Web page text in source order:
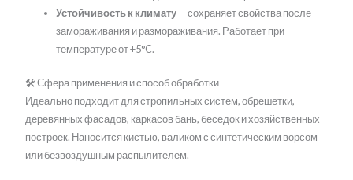
Устойчивость к климату— сохраняет свойства после
замораживания и размораживания. Работает при
температуре от +5°C.
🛠 Сфера применения и способ обработки
Идеально подходит для стропильных систем, обрешетки,
деревянных фасадов, каркасов бань, беседок и хозяйственных
построек. Наносится кистью, валиком с синтетическим ворсом
или безвоздушным распылителем.